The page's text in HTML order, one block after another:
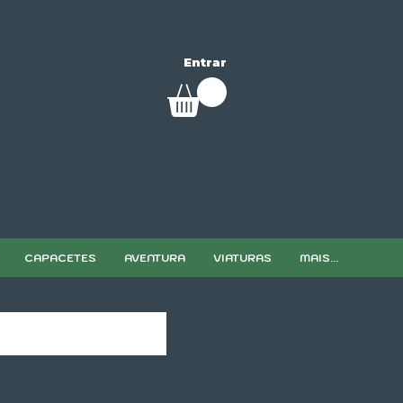
Entrar
CAPACETES AVENTURA VIATURAS MAIS...